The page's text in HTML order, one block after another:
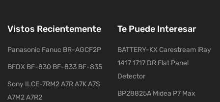
Vistos Recientemente
Panasonic Fanuc BR-AGCF2P
BFDX BF-830 BF-833 BF-835
Sony ILCE-7RM2 A7R A7K A7S
A7M2 A7R2
Te Puede Interesar
BATTERY-KX Carestream iRay
1417 1717 DR Flat Panel
Detector
BP28825A Midea P7 Max